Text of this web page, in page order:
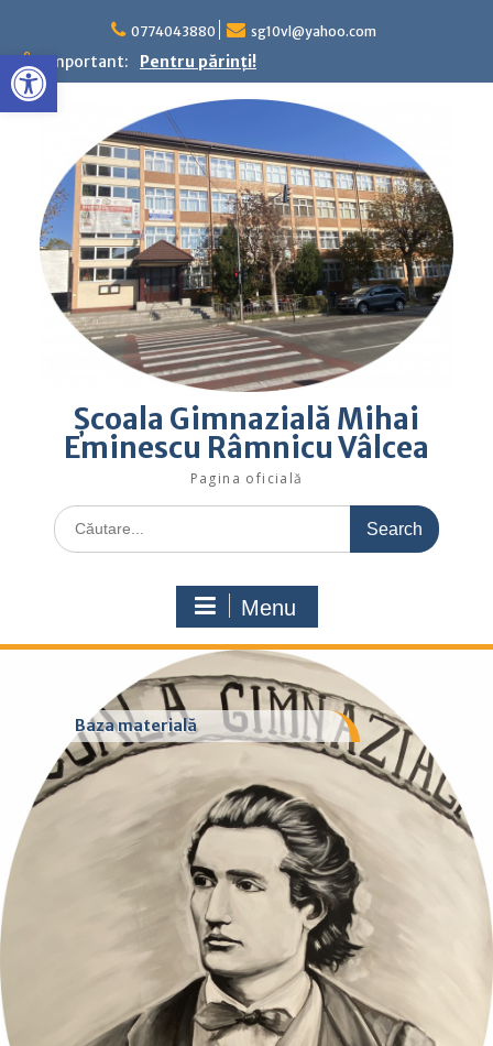
Deschide bara de unelte
content
0774043880 sg10vl@yahoo.com
Important: Pentru părinţi!
Şcoala Gimnazială Mihai
Eminescu Râmnicu Vâlcea
Pagina oficială
Search
for:
Menu
Baza materială